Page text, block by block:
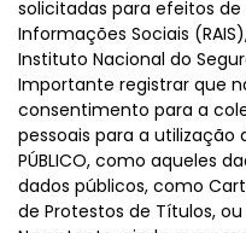
solicitadas para efeitos de
Informações Sociais
Instituto Nacional do
Importante registrar que
consentimento para a
pessoais para a utilização
PÚBLICO, como aqueles
dados públicos, como
de Protestos de Títulos,